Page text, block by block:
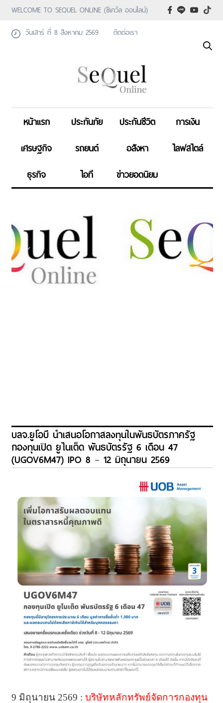
WELCOME TO SEQUEL ONLINE (ซีเคว้ล ออนไลน์)
วันเสาร์ ที่ 8 สิงหาคม 2569
ติดต่อเรา
หน้าแรก ประกันภัย ประกันชีวิต
การเงิน
เศรษฐกิจ
รถยนต์ อสังหา
ไลฟสไตล์
ธุรกิจ
ไอที ข่าวยอดนิยม
บลจ.ยูโอบี นำเสนอโอกาสลงทุนในพันธบัตรภาครัฐ
กองทุนเปิด ยูไนเต็ด พันธบัตรรัฐ 6 เดือน 47
(UGOV6M47) IPO 8 – 12 มิถุนายน 2569
9 มิถุนายน 2569 : บริษัทหลักทรัพย์จัดการกองทุน